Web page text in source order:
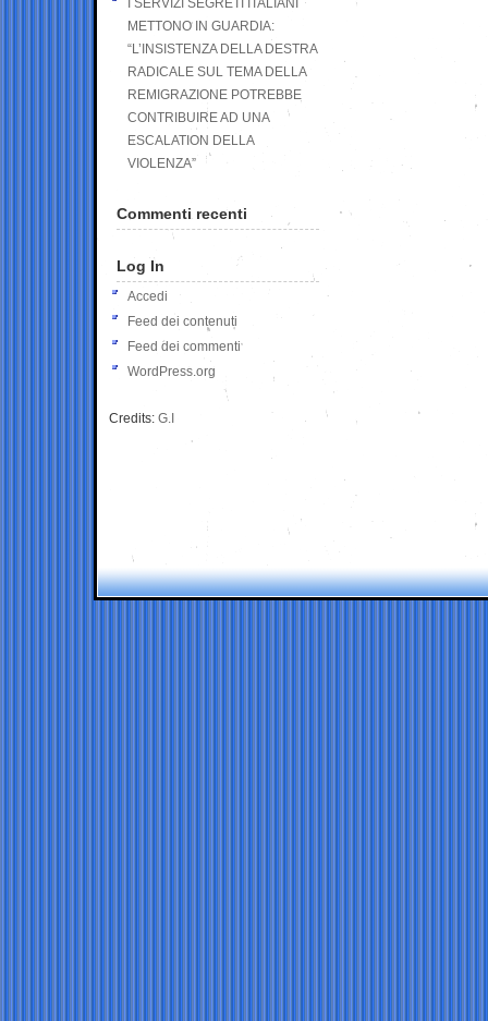
I SERVIZI SEGRETI ITALIANI
METTONO IN GUARDIA:
“L’INSISTENZA DELLA DESTRA
RADICALE SUL TEMA DELLA
REMIGRAZIONE POTREBBE
CONTRIBUIRE AD UNA
ESCALATION DELLA
VIOLENZA”
Commenti recenti
Log In
Accedi
Feed dei contenuti
Feed dei commenti
WordPress.org
Credits: G.I